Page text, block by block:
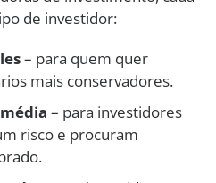
de investidor:
– para quem quer
mais conservadores.
– para investidores
risco e procuram